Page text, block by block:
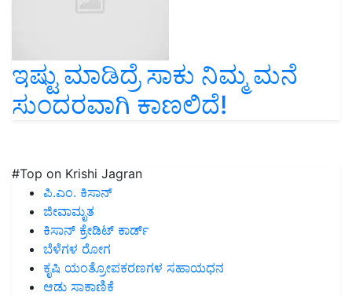
ಇಷ್ಟು ಮಾಡಿದ್ರೆ ಸಾಕು ನಿಮ್ಮ ಮನೆ
ಸುಂದರವಾಗಿ ಕಾಣಲಿದೆ!
#Top on Krishi Jagran
ಪಿ.ಎಂ. ಕಿಸಾನ್
ಜೀವಾಮೃತ
ಕಿಸಾನ್ ಕ್ರೇಡಿಟ್ ಕಾರ್ಡ್
ಬೆಳೆಗಳ ರೋಗ
ಕೃಷಿ ಯಂತ್ರೋಪಕರಣಗಳ ಸಹಾಯಧನ
ಆಡು ಸಾಕಾಣಿಕೆ